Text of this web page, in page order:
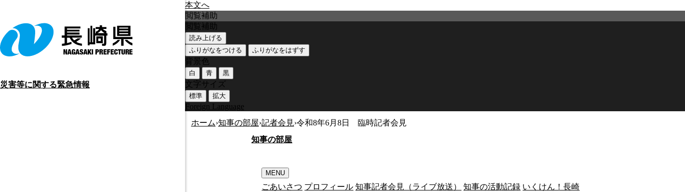
本文へ
災害等に関する緊急情報
閲覧補助
閲覧補助
読み上げる
ふりがなをつける
ふりがなをはずす
背景色
白 青 黒
文字サイズ
標準 拡大
Foreign Language
ホーム›知事の部屋›記者会見›令和8年6月8日 臨時記者会見
知事の部屋
MENU
ごあいさつ プロフィール 知事記者会見（ライブ放送） 知事の活動記録 いくけん！長崎